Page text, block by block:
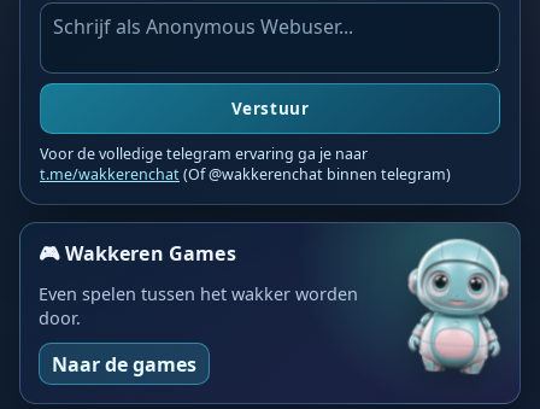
Verstuur
Voor de volledige telegram ervaring ga je naar
t.me/wakkerenchat(Of @wakkerenchat binnen telegram)
🎮 Wakkeren Games
Even spelen tussen het wakker worden
door.
Naar de games